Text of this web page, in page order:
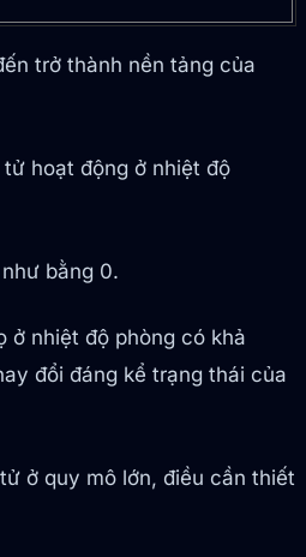
trở thành nền tảng của
hoạt động ở nhiệt độ
bằng 0.
ở nhiệt độ phòng có khả
đổi đáng kể trạng thái của
ở quy mô lớn, điều cần thiết